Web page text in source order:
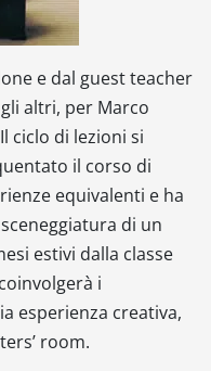
e dal guest teacher
altri, per Marco
ciclo di lezioni si
il corso di
equivalenti e ha
di un
estivi dalla classe
i
esperienza creativa,
room.